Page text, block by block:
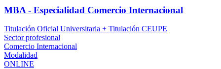
MBA - Especialidad Comercio Internacional
Titulación Oficial Universitaria + Titulación CEUPE
Sector profesional
Comercio Internacional
Modalidad
ONLINE